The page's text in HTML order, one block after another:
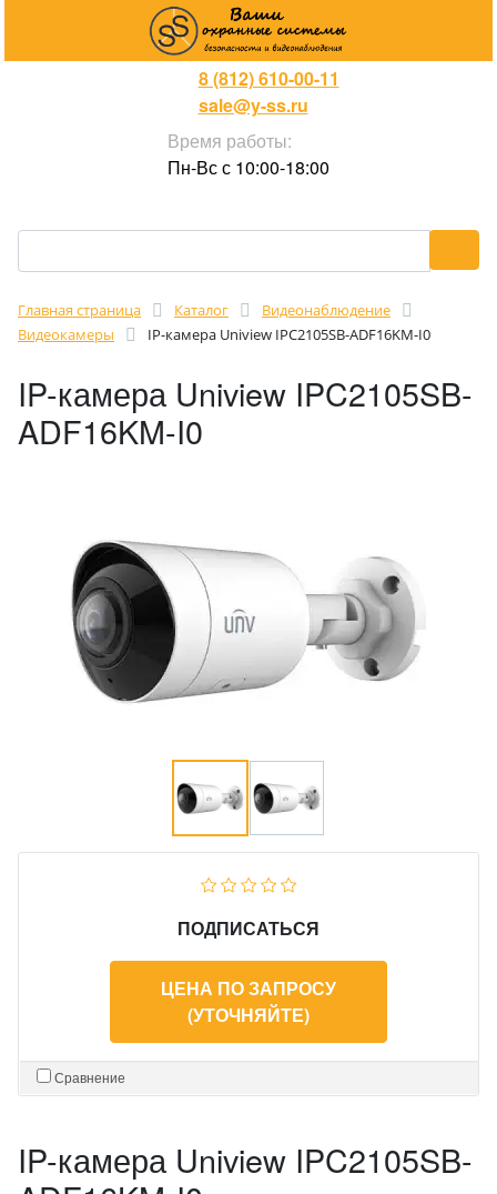
8 (812) 610-00-11
sale@y-ss.ru
Время работы:
Пн-Вс с 10:00-18:00
Главная страница Каталог
Видеонаблюдение
Видеокамеры
IP-камера Uniview IPC2105SB-ADF16KM-I0
IP-камера Uniview IPC2105SB-
ADF16KM-I0
ПОДПИСАТЬСЯ
ЦЕНА ПО ЗАПРОСУ
(УТОЧНЯЙТЕ)
Сравнение
IP-камера Uniview IPC2105SB-